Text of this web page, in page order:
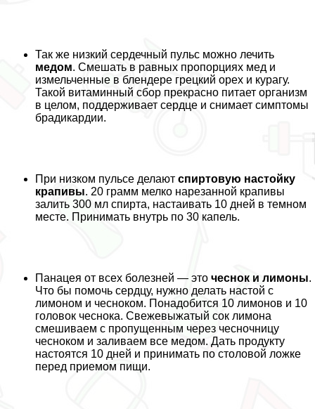
Так же низкий сердечный пульс можно лечить
медом. Смешать в равных пропорциях мед и
измельченные в блендере грецкий орех и курагу.
Такой витаминный сбор прекрасно питает организм
в целом, поддерживает сердце и снимает симптомы
брадикардии.
При низком пульсе делают спиртовую настойку
крапивы. 20 грамм мелко нарезанной крапивы
залить 300 мл спирта, настаивать 10 дней в темном
месте. Принимать внутрь по 30 капель.
Панацея от всех болезней — это чеснок и лимоны.
Что бы помочь сердцу, нужно делать настой с
лимоном и чесноком. Понадобится 10 лимонов и 10
головок чеснока. Свежевыжатый сок лимона
смешиваем с пропущенным через чесночницу
чесноком и заливаем все медом. Дать продукту
настоятся 10 дней и принимать по столовой ложке
перед приемом пищи.